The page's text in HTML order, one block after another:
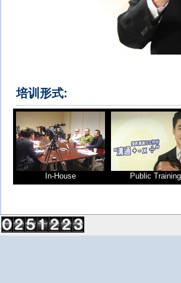
培训形式:
In-House Public Training